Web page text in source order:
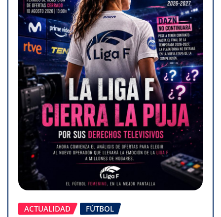
ACTUALIDAD
FÚTBOL